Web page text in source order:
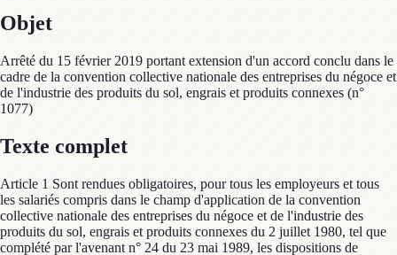
Objet
Arrêté du 15 février 2019 portant extension d'un accord conclu dans le
cadre de la convention collective nationale des entreprises du négoce et
de l'industrie des produits du sol, engrais et produits connexes (n°
1077)
Texte complet
Article 1 Sont rendues obligatoires, pour tous les employeurs et tous
les salariés compris dans le champ d'application de la convention
collective nationale des entreprises du négoce et de l'industrie des
produits du sol, engrais et produits connexes du 2 juillet 1980, tel que
complété par l'avenant n° 24 du 23 mai 1989, les dispositions de